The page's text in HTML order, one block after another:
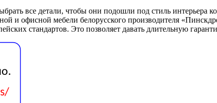
все детали, чтобы они подошли под стиль интерьера
и офисной мебели белорусского производителя
стандартов. Это позволяет давать длительную